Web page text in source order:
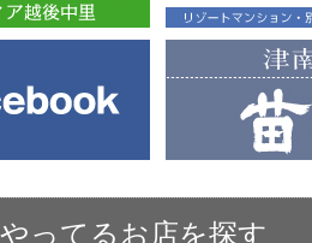
ってるお店を探す